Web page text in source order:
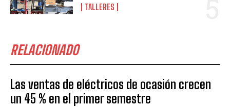
TALLERES
RELACIONADO
Las ventas de eléctricos de ocasión crecen
un 45 % en el primer semestre